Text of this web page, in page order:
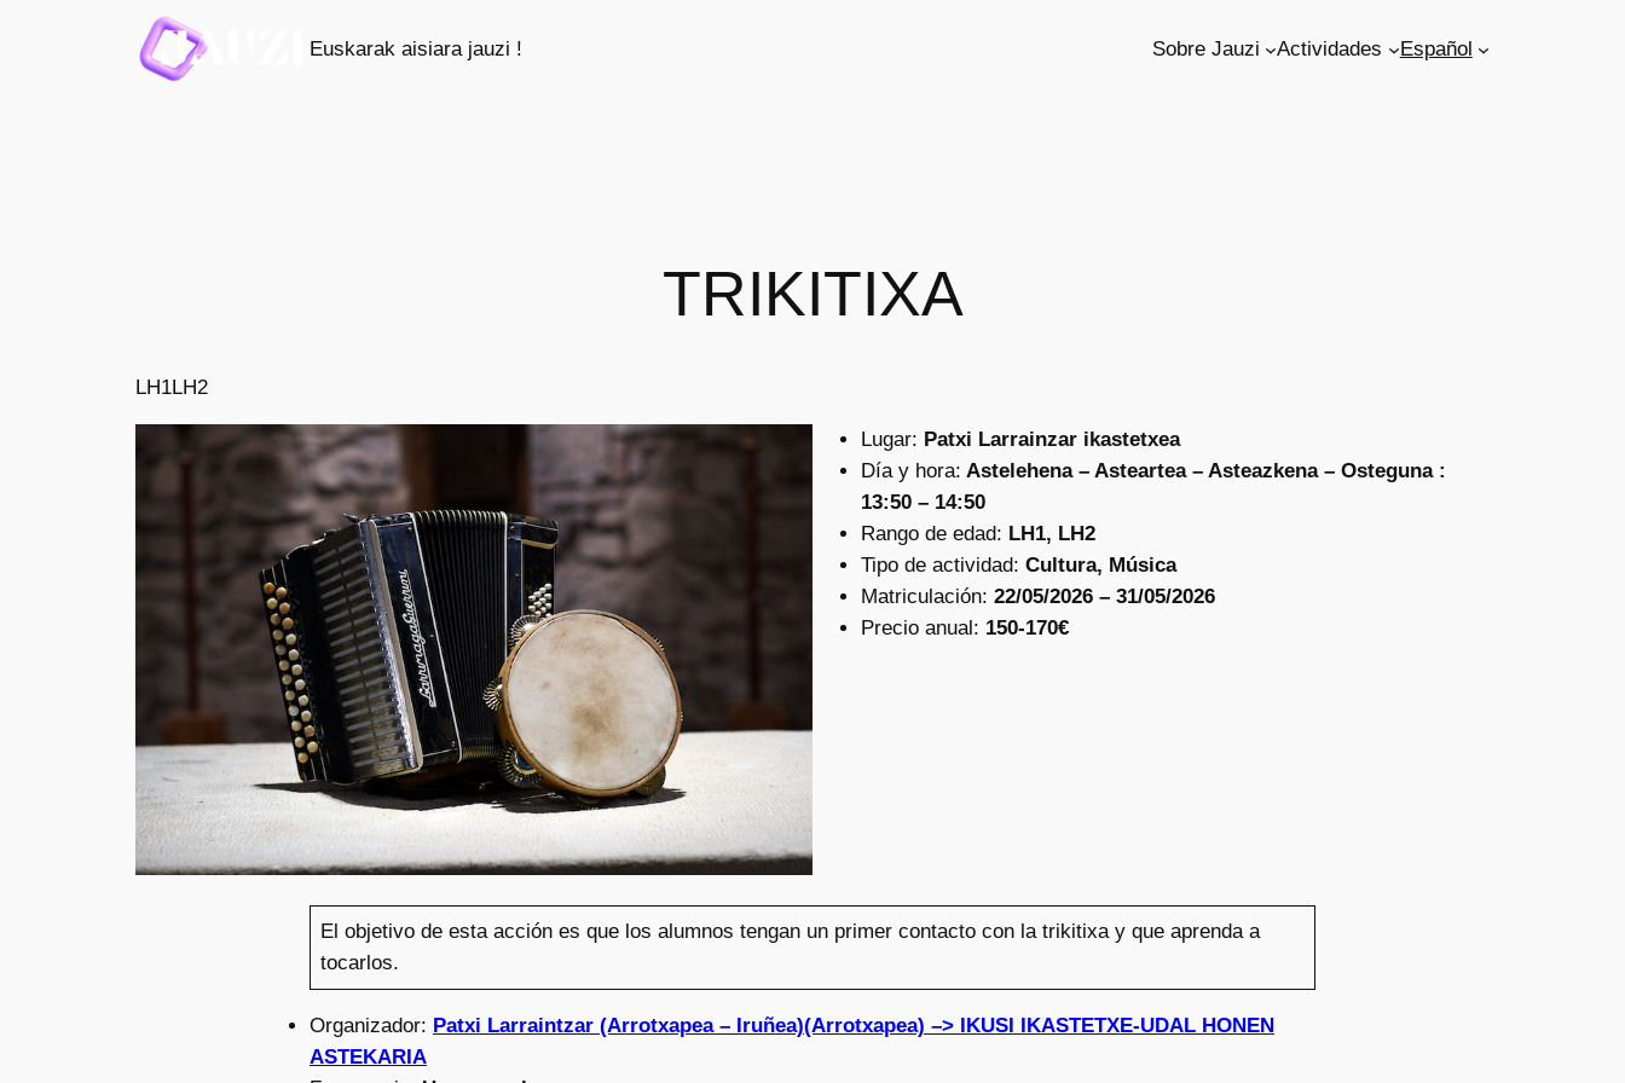
Euskarak aisiara jauzi ! Sobre Jauzi Actividades Español
TRIKITIXA
LH1LH2
Lugar: Patxi Larrainzar ikastetxea
Día y hora: Astelehena – Asteartea – Asteazkena – Osteguna :
13:50 – 14:50
Rango de edad: LH1, LH2
Tipo de actividad: Cultura, Música
Matriculación: 22/05/2026 – 31/05/2026
Precio anual: 150-170€
El objetivo de esta acción es que los alumnos tengan un primer contacto con la trikitixa y que aprenda a
tocarlos.
Organizador: Patxi Larraintzar (Arrotxapea – Iruñea)(Arrotxapea) –> IKUSI IKASTETXE-UDAL HONEN
ASTEKARIA